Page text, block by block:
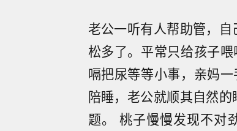
老公一听有人帮助管，
松多了。平常只给孩子
嗝把尿等等小事，亲妈
陪睡，老公就顺其自然
题。 桃子慢慢发现不对